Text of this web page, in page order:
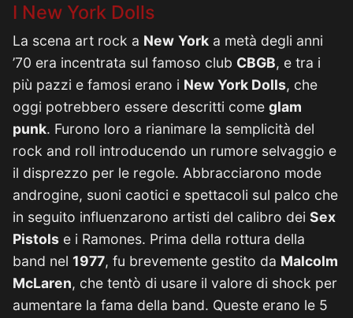
I New York Dolls
La scena art rock a New York a metà degli anni
’70 era incentrata sul famoso club CBGB, e tra i
più pazzi e famosi erano i New York Dolls, che
oggi potrebbero essere descritti come glam
punk. Furono loro a rianimare la semplicità del
rock and roll introducendo un rumore selvaggio e
il disprezzo per le regole. Abbracciarono mode
androgine, suoni caotici e spettacoli sul palco che
in seguito influenzarono artisti del calibro dei Sex
Pistols e i Ramones. Prima della rottura della
band nel 1977, fu brevemente gestito da Malcolm
McLaren, che tentò di usare il valore di shock per
aumentare la fama della band. Queste erano le 5